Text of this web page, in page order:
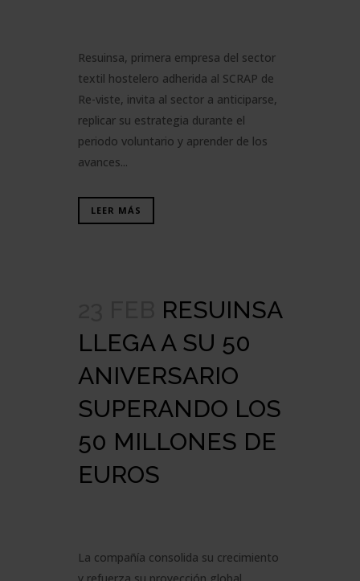
Resuinsa, primera empresa del sector
textil hostelero adherida al SCRAP de
Re-viste, invita al sector a anticiparse,
replicar su estrategia durante el
periodo voluntario y aprender de los
avances...
LEER MÁS
RESUINSA
LLEGA A SU 50
ANIVERSARIO
SUPERANDO LOS
50 MILLONES DE
EUROS
La compañía consolida su crecimiento